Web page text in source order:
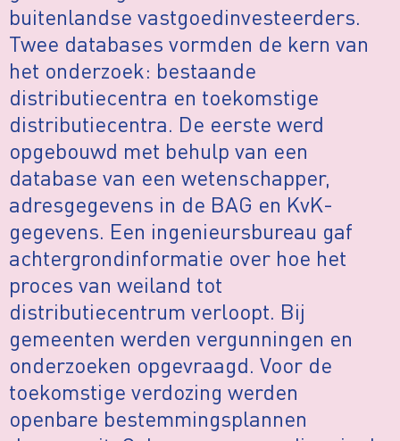
buitenlandse vastgoedinvesteerders.
Twee databases vormden de kern van
het onderzoek: bestaande
distributiecentra en toekomstige
distributiecentra. De eerste werd
opgebouwd met behulp van een
database van een wetenschapper,
adresgegevens in de BAG en KvK-
gegevens. Een ingenieursbureau gaf
achtergrondinformatie over hoe het
proces van weiland tot
distributiecentrum verloopt. Bij
gemeenten werden vergunningen en
onderzoeken opgevraagd. Voor de
toekomstige verdozing werden
openbare bestemmingsplannen